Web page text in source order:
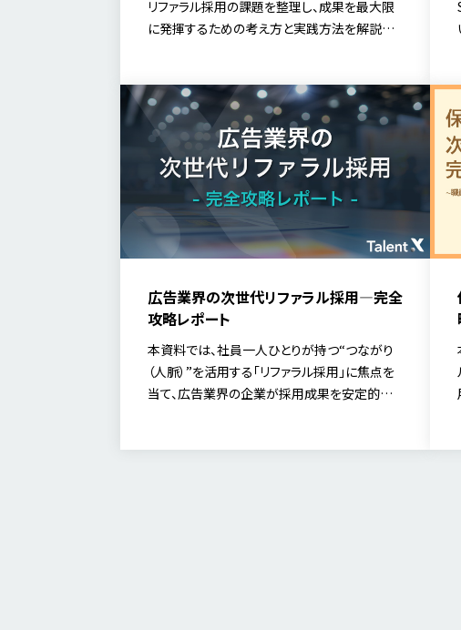
リファラル採用の課題を整理し、成果を最大限
に発揮するための考え方と実践方法を解説し
広告業界の次世代リファラル採用―完全
攻略レポート
本資料では、社員一人ひとりが持つ“つながり
（人脈）”を活用する「リファラル採用」に焦点を
当て、広告業界の企業が採用成果を安定的に